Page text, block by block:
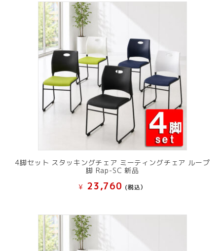
4脚セット スタッキングチェア ミーティングチェア ループ
脚 Rap-SC 新品
¥ 23,760 (税込）